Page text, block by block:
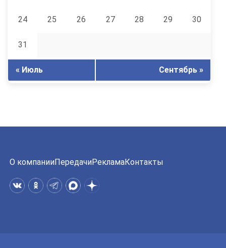
24 25 26 27 28 29 30
31
« Июль Сентябрь »
О компанииПередачиРекламаКонтакты